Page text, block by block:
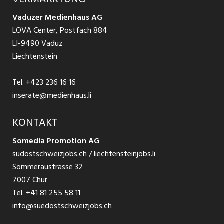
Jobs in Glarus
Jobs in der Südostschweiz
Temporär Jobs
Teilzeit Jobs
Praktikum
Schnittstelle
Ratgeber Bewerbung / Rekrutierung
AGB
Datenschutzbestimmungen
Nutzungsbedingungen
Impressum
Vaduzer Medienhaus AG
LOVA Center, Postfach 884
LI-9490 Vaduz
Liechtenstein
Tel. +423 236 16 16
inserate@medienhaus.li
KONTAKT
Somedia Promotion AG
südostschweizjobs.ch / liechtensteinjobs.li
Sommeraustrasse 32
7007 Chur
Tel. +41 81 255 58 11
info@suedostschweizjobs.ch